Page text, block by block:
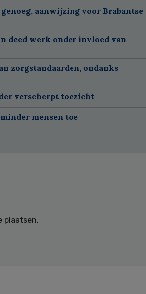
aanwijzing voor Brabantse
deed werk onder invloed van
zorgstandaarden, ondanks
verscherpt toezicht
mensen toe
plaatsen.